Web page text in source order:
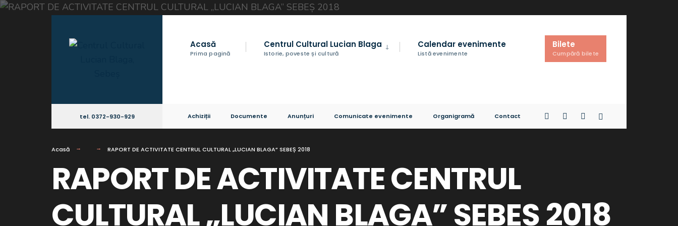
Acasă
Prima pagină
Centrul Cultural Lucian Blaga
Istorie, poveste și cultură
Calendar evenimente
Listă evenimente
Bilete
Cumpără bilete
tel. 0372-930-929 Achiziții Documente Anunțuri Comunicate evenimente Organigramă Contact
Acasă RAPORT DE ACTIVITATE CENTRUL CULTURAL „LUCIAN BLAGA” SEBEȘ 2018
RAPORT DE ACTIVITATE CENTRUL
CULTURAL „LUCIAN BLAGA” SEBEȘ 2018